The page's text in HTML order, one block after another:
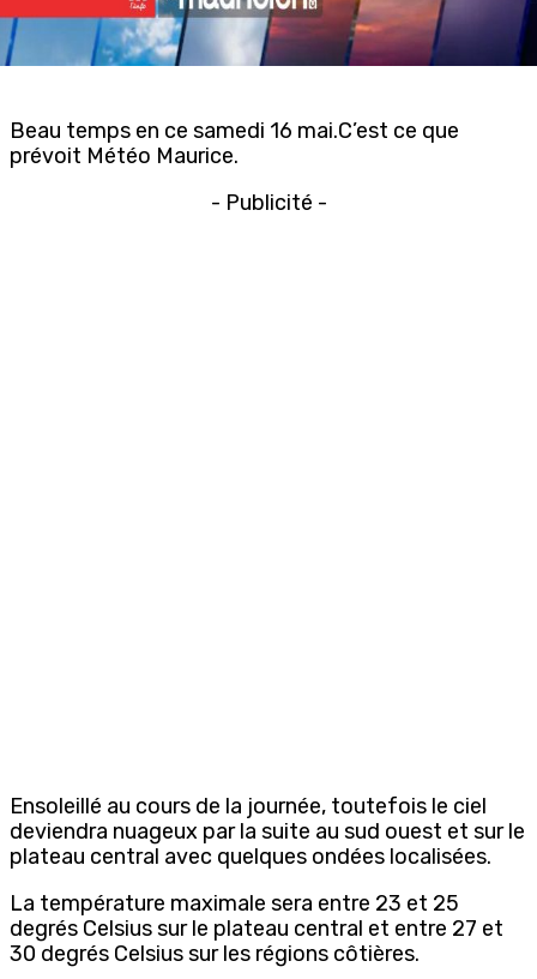
Beau temps en ce samedi 16 mai.C’est ce que
prévoit Météo Maurice.
- Publicité -
Ensoleillé au cours de la journée, toutefois le ciel
deviendra nuageux par la suite au sud ouest et sur le
plateau central avec quelques ondées localisées.
La température maximale sera entre 23 et 25
degrés Celsius sur le plateau central et entre 27 et
30 degrés Celsius sur les régions côtières.